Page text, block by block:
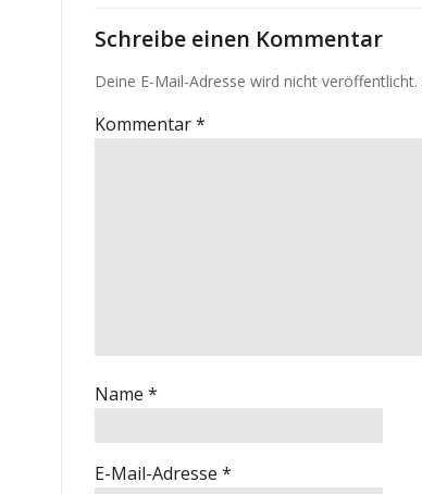
Schreibe einen Kommentar
Deine E-Mail-Adresse wird nicht veröffentlicht.
Kommentar*
Name *
E-Mail-Adresse *